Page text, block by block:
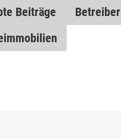
Beiträge Betreiber